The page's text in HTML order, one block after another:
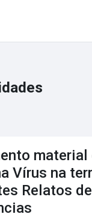
Vírus na
Relatos de